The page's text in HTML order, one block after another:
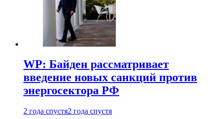
WP: Байден рассматривает
введение новых санкций против
энергосектора РФ
2 года спустя2 года спустя